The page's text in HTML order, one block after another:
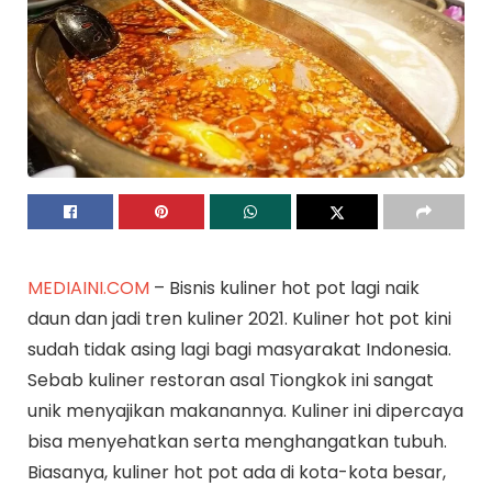
MEDIAINI.COM – Bisnis kuliner hot pot lagi naik
daun dan jadi tren kuliner 2021. Kuliner hot pot kini
sudah tidak asing lagi bagi masyarakat Indonesia.
Sebab kuliner restoran asal Tiongkok ini sangat
unik menyajikan makanannya. Kuliner ini dipercaya
bisa menyehatkan serta menghangatkan tubuh.
Biasanya, kuliner hot pot ada di kota-kota besar,